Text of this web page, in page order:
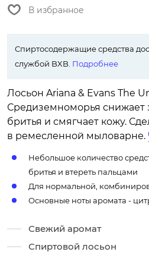
В избранное
Спиртосодержащие средства
службой BXB. Подробнее
Лосьон Ariana & Evans The
Средиземноморья снижает
бритья и смягчает кожу.
в ремесленной мыловарне.
Небольшое количество
бритья и втереть пальцами
Для нормальной,
Основные ноты аромата -
Свежий аромат
Спиртовой лосьон